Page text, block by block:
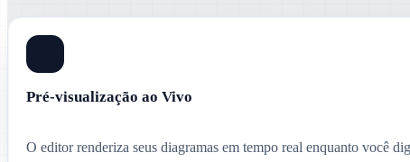
Pré-visualização ao Vivo
O editor renderiza seus diagramas em tempo real enquanto você